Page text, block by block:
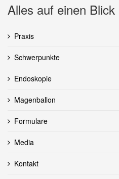
Alles auf einen Blick
Praxis
Schwerpunkte
Endoskopie
Magenballon
Formulare
Media
Kontakt